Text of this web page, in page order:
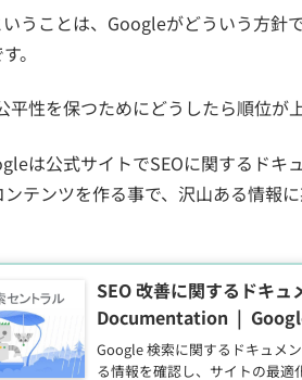
うことは、Googleがどういう方針
。
平性を保つためにどうしたら順位が
は公式サイトでSEOに関するド
ンテンツを作る事で、沢山ある情報
SEO 改善に関するドキ
Documentation |
Google 検索に関するドキュメ
る情報を確認し、サイトの最適